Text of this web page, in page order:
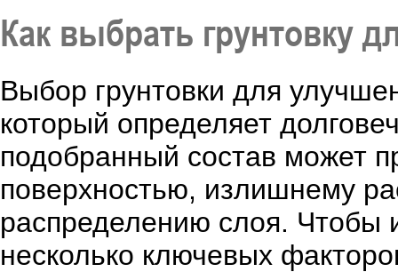
Как выбрать грунтовку
Выбор грунтовки для
который определяет
подобранный состав может
поверхностью, излишнему
распределению слоя. Чтобы
несколько ключевых